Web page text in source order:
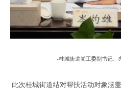
-桂城街道党工委副书记、
此次桂城街道结对帮扶活动对象涵